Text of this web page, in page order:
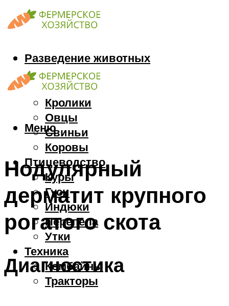
Разведение животных
Козы
Кони
Кролики
Овцы
Свиньи
Коровы
Птицеводство
Куры
Гуси
Индюки
Перепела
Утки
Техника
Комбайны
Тракторы
Меню
Нодулярный
дерматит крупного
рогатого скота
Диагностика